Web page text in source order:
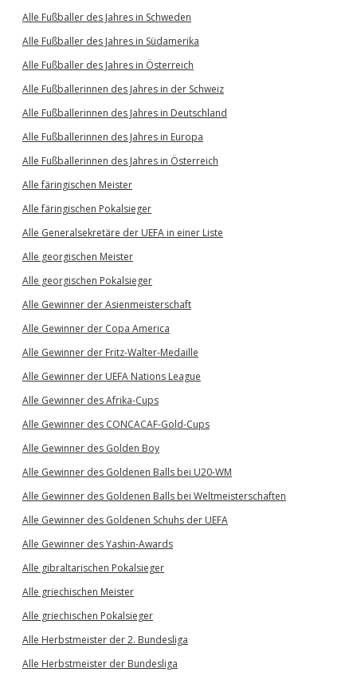
Alle Fußballer des Jahres in Schweden
Alle Fußballer des Jahres in Südamerika
Alle Fußballer des Jahres in Österreich
Alle Fußballerinnen des Jahres in der Schweiz
Alle Fußballerinnen des Jahres in Deutschland
Alle Fußballerinnen des Jahres in Europa
Alle Fußballerinnen des Jahres in Österreich
Alle färingischen Meister
Alle färingischen Pokalsieger
Alle Generalsekretäre der UEFA in einer Liste
Alle georgischen Meister
Alle georgischen Pokalsieger
Alle Gewinner der Asienmeisterschaft
Alle Gewinner der Copa America
Alle Gewinner der Fritz-Walter-Medaille
Alle Gewinner der UEFA Nations League
Alle Gewinner des Afrika-Cups
Alle Gewinner des CONCACAF-Gold-Cups
Alle Gewinner des Golden Boy
Alle Gewinner des Goldenen Balls bei U20-WM
Alle Gewinner des Goldenen Balls bei Weltmeisterschaften
Alle Gewinner des Goldenen Schuhs der UEFA
Alle Gewinner des Yashin-Awards
Alle gibraltarischen Pokalsieger
Alle griechischen Meister
Alle griechischen Pokalsieger
Alle Herbstmeister der 2. Bundesliga
Alle Herbstmeister der Bundesliga